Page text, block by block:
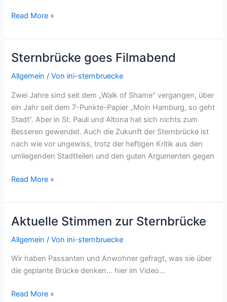
Großes
03.+15.12.
Read More »
Sternbrücke goes Filmabend
Allgemein / Von ini-sternbruecke
Zwei Jahre sind seit dem „Walk of Shame“ vergangen, über
ein Jahr seit dem 7-Punkte-Papier „Moin Hamburg, so geht
Stadt“. Aber in St. Pauli und Altona hat sich nichts zum
Besseren gewendet. Auch die Zukunft der Sternbrücke ist
nach wie vor ungewiss, trotz der heftigen Kritik aus den
umliegenden Stadtteilen und den guten Argumenten gegen
Sternbrücke
Filmabend
Read More »
Aktuelle Stimmen zur Sternbrücke
Allgemein / Von ini-sternbruecke
Wir haben Passanten und Anwohner gefragt, was sie über
die geplante Brücke denken… hier im Video…
Aktuelle
Read More »